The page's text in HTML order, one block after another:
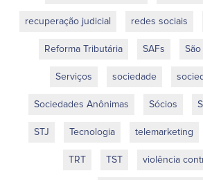
recuperação judicial redes sociais
Reforma Tributária SAFs São
Serviços sociedade
Sociedades Anônimas Sócios
STJ Tecnologia telemarketing
TRT TST violência